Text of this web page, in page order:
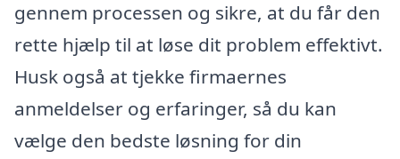
gennem processen og sikre, at du får den
rette hjælp til at løse dit problem effektivt.
Husk også at tjekke firmaernes
anmeldelser og erfaringer, så du kan
vælge den bedste løsning for din